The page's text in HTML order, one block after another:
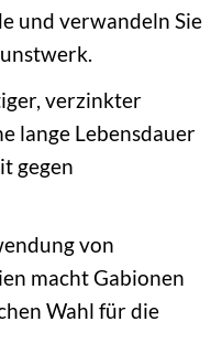
und verwandeln Sie
verzinkter
lange Lebensdauer
gegen
von
macht Gabionen
Wahl für die